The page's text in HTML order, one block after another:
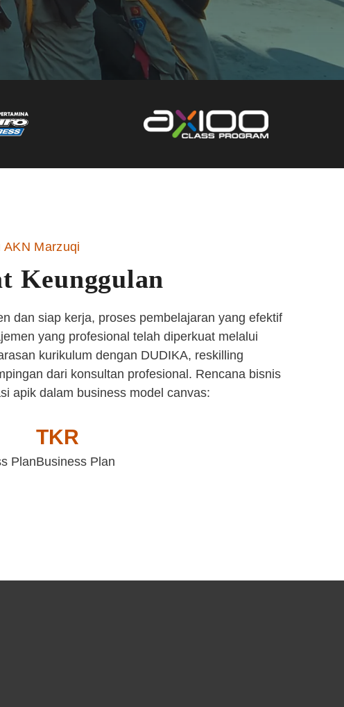
AKN Marzuqi
Keunggulan
dan siap kerja, proses pembelajaran yang efektif
yang profesional telah diperkuat melalui
kurikulum dengan DUDIKA, reskilling
dari konsultan profesional. Rencana bisnis
apik dalam business model canvas:
Plan
TKR
Business Plan